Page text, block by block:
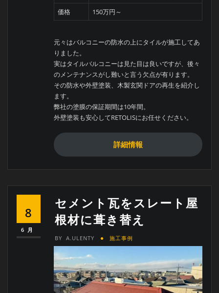
価格
150万円～
元々はバルコニーの防水の上にタイルが施工してあ
りました。
実はタイルバルコニーは見た目は良いですが、後々
のメンテナンスがし難いと言う欠点が有ります。
その防水や外壁塗装、木製玄関ドアの再生を紹介し
ます。
弊社の塗膜の保証期間は10年間。
外壁塗装も安心してRETOLISにお任せください。
詳細情報
8
6月
セメント瓦をスレート屋
根材に葺き替え
BY A.ULENTY 施工事例